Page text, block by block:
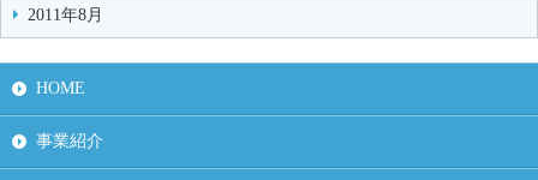
2011年8月
HOME
事業紹介